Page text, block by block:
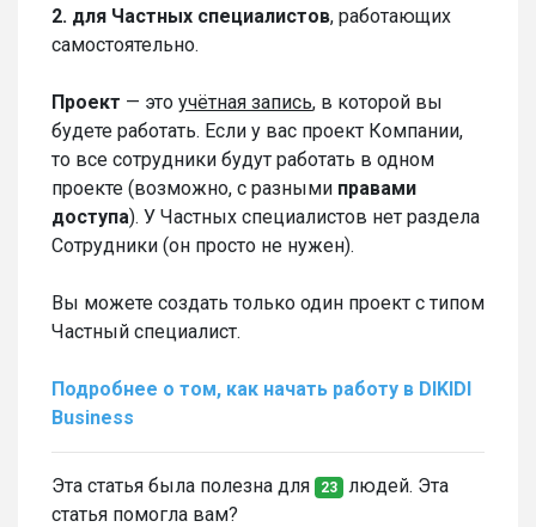
2. для Частных специалистов, работающих
самостоятельно.
Проект — это учётная запись, в которой вы
будете работать. Если у вас проект Компании,
то все сотрудники будут работать в одном
проекте (возможно, с разными правами
доступа). У Частных специалистов нет раздела
Сотрудники (он просто не нужен).
Вы можете создать только один проект с типом
Частный специалист.
Подробнее о том, как начать работу в DIKIDI
Business
Эта статья была полезна для 23 людей. Эта
статья помогла вам?